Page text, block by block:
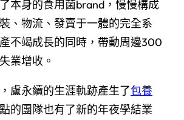
本身的食用菌brand，慢慢構成
、物流、發賣于一體的完全系
不竭成長的同時，帶動周邊300
業增收。
盧永續的生涯軌跡產生了包養
的團隊也有了新的年夜學結業